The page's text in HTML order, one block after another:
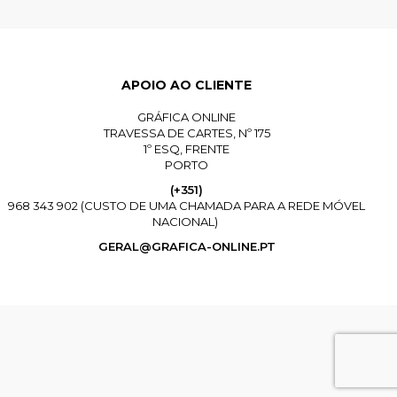
APOIO AO CLIENTE
GRÁFICA ONLINE
TRAVESSA DE CARTES, Nº 175
1º ESQ, FRENTE
PORTO
(+351)
968 343 902 (CUSTO DE UMA CHAMADA PARA A REDE MÓVEL
NACIONAL)
GERAL@GRAFICA-ONLINE.PT